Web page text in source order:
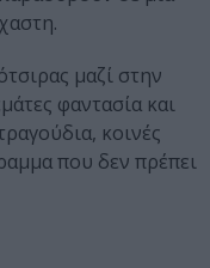
μαζί στην
φαντασία και
κοινές
που δεν πρέπει